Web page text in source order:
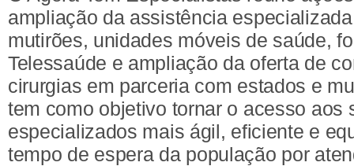
ampliação da assistência
mutirões, unidades móveis de saúde,
Telessaúde e ampliação da oferta de
cirurgias em parceria com estados e
tem como objetivo tornar o acesso aos
especializados mais ágil, eficiente e
tempo de espera da população por